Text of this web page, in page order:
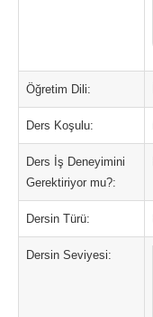
Öğretim Dili:
Ders Koşulu:
Ders İş Deneyimini
Gerektiriyor mu?:
Dersin Türü:
Dersin Seviyesi: